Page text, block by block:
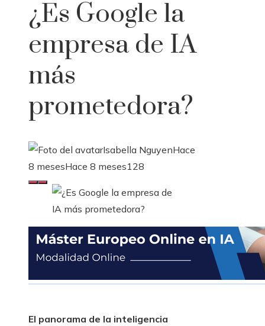
¿Es Google la
empresa de IA
más
prometedora?
Isabella NguyenHace
8 mesesHace 8 meses128
El panorama de la inteligencia